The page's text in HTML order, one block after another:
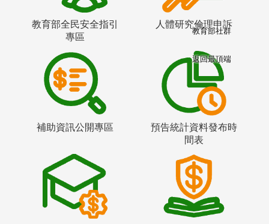
教育部全民安全指引
專區
人體研究倫理申訴
補助資訊公開專區
預告統計資料發布時
間表
教育部社群
返回最頂端